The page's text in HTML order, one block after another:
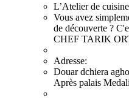
L’Atelier de
Vous avez
de découverte ?
CHEF TARIK
Adresse:
Douar dchiera
Après palais